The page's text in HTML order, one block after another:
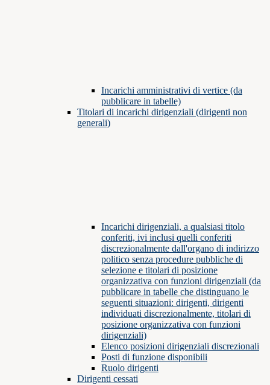
Incarichi amministrativi di vertice (da
pubblicare in tabelle)
Titolari di incarichi dirigenziali (dirigenti non
generali)
Incarichi dirigenziali, a qualsiasi titolo
conferiti, ivi inclusi quelli conferiti
discrezionalmente dall'organo di indirizzo
politico senza procedure pubbliche di
selezione e titolari di posizione
organizzativa con funzioni dirigenziali (da
pubblicare in tabelle che distinguano le
seguenti situazioni: dirigenti, dirigenti
individuati discrezionalmente, titolari di
posizione organizzativa con funzioni
dirigenziali)
Elenco posizioni dirigenziali discrezionali
Posti di funzione disponibili
Ruolo dirigenti
Dirigenti cessati